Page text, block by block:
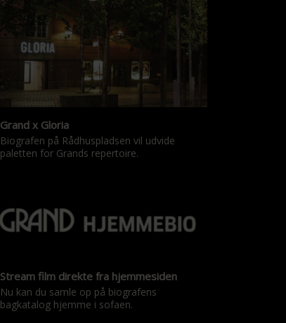
Grand x Gloria
Biografen på Rådhuspladsen vil udvide
paletten for Grands repertoire.
Stream film direkte fra hjemmesiden
Nu kan du samle op på biografens
bagkatalog hjemme i sofaen.